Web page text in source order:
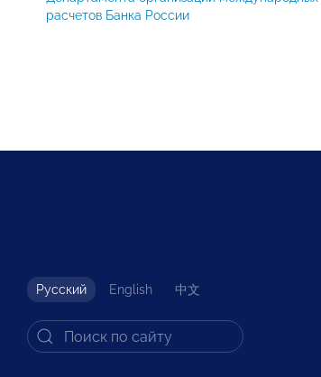
расчетов Банка России
Русский English 中文